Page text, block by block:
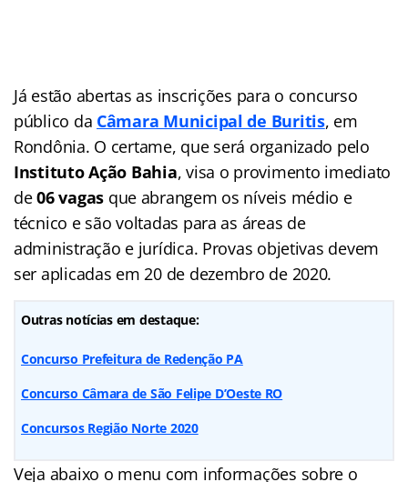
Já estão abertas as inscrições para o concurso
público da Câmara Municipal de Buritis, em
Rondônia. O certame, que será organizado pelo
Instituto Ação Bahia, visa o provimento imediato
de06 vagas que abrangem os níveis médio e
técnico e são voltadas para as áreas de
administração e jurídica. Provas objetivas devem
ser aplicadas em 20 de dezembro de 2020.
Outras notícias em destaque:
Concurso Prefeitura de Redenção PA
Concurso Câmara de São Felipe D’Oeste RO
Concursos Região Norte 2020
Veja abaixo o menu com informações sobre o